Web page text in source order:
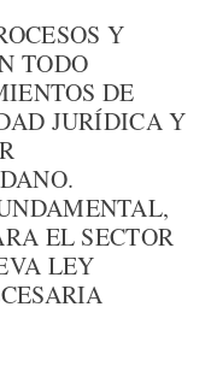
Y
TODO
DE
JURÍDICA Y
EL SECTOR
LEY